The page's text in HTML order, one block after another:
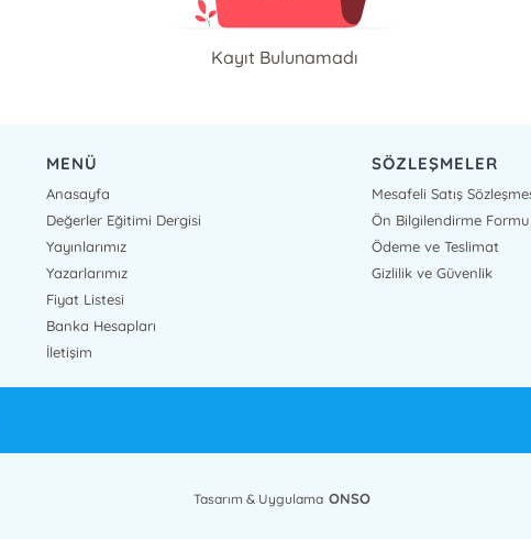
Kayıt Bulunamadı
MENÜ
Anasayfa
Değerler Eğitimi Dergisi
Yayınlarımız
Yazarlarımız
Fiyat Listesi
Banka Hesapları
İletişim
SÖZLEŞMELER
Mesafeli Satış
Ön Bilgilendirme Formu
Ödeme ve Teslimat
Gizlilik ve Güvenlik
Tasarım & Uygulama ONSO